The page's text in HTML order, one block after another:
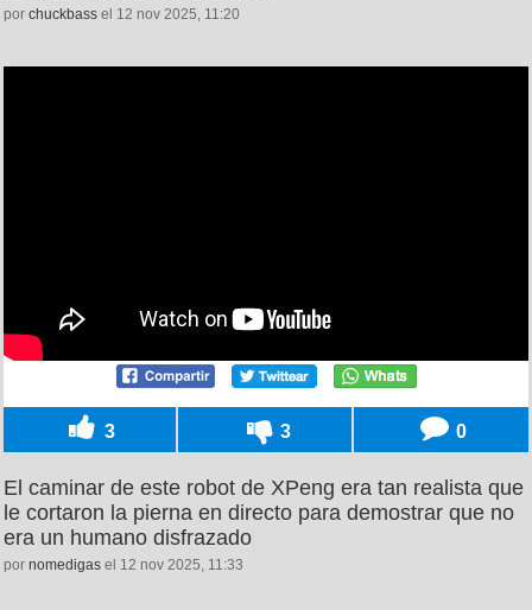
por chuckbass el 12 nov 2025, 11:20
3 3 0
El caminar de este robot de XPeng era tan realista que
le cortaron la pierna en directo para demostrar que no
era un humano disfrazado
por nomedigas el 12 nov 2025, 11:33